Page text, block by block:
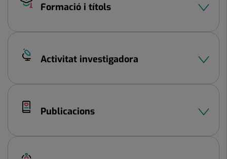
Formació i títols
Activitat investigadora
Publicacions